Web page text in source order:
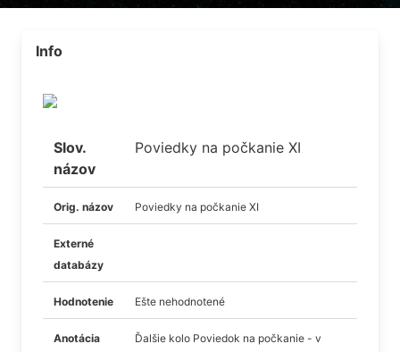
Info
Slov.
názov
Poviedky na počkanie XI
Orig. názov Poviedky na počkanie XI
Externé
databázy
Hodnotenie Ešte nehodnotené
Anotácia
Ďalšie kolo Poviedok na počkanie - v